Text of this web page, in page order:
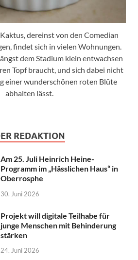
dereinst von den Comedian
findet sich in vielen Wohnungen.
dem Stadium klein entwachsen
Topf braucht, und sich dabei nicht
einer wunderschönen roten Blüte
abhalten lässt.
REDAKTION
Am 25. Juli Heinrich Heine-
Programm im „Hässlichen Haus“ in
Oberrosphe
30. Juni 2026
Projekt will digitale Teilhabe für
junge Menschen mit Behinderung
stärken
24. Juni 2026